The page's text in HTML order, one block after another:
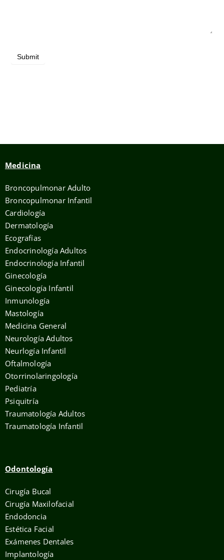
Submit
Medicina
Broncopulmonar Adulto
Broncopulmonar Infantil
Cardiología
Dermatología
Ecografías
Endocrinología Adultos
Endocrinología Infantil
Ginecología
Ginecología Infantil
Inmunología
Mastología
Medicina General
Neurología Adultos
Neurlogía Infantil
Oftalmología
Otorrinolaringología
Pediatría
Psiquitría
Traumatología Adultos
Traumatología Infantil
Odontología
Cirugía Bucal
Cirugía Maxilofacial
Endodoncia
Estética Facial
Exámenes Dentales
Implantología